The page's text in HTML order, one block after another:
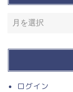
ログイン